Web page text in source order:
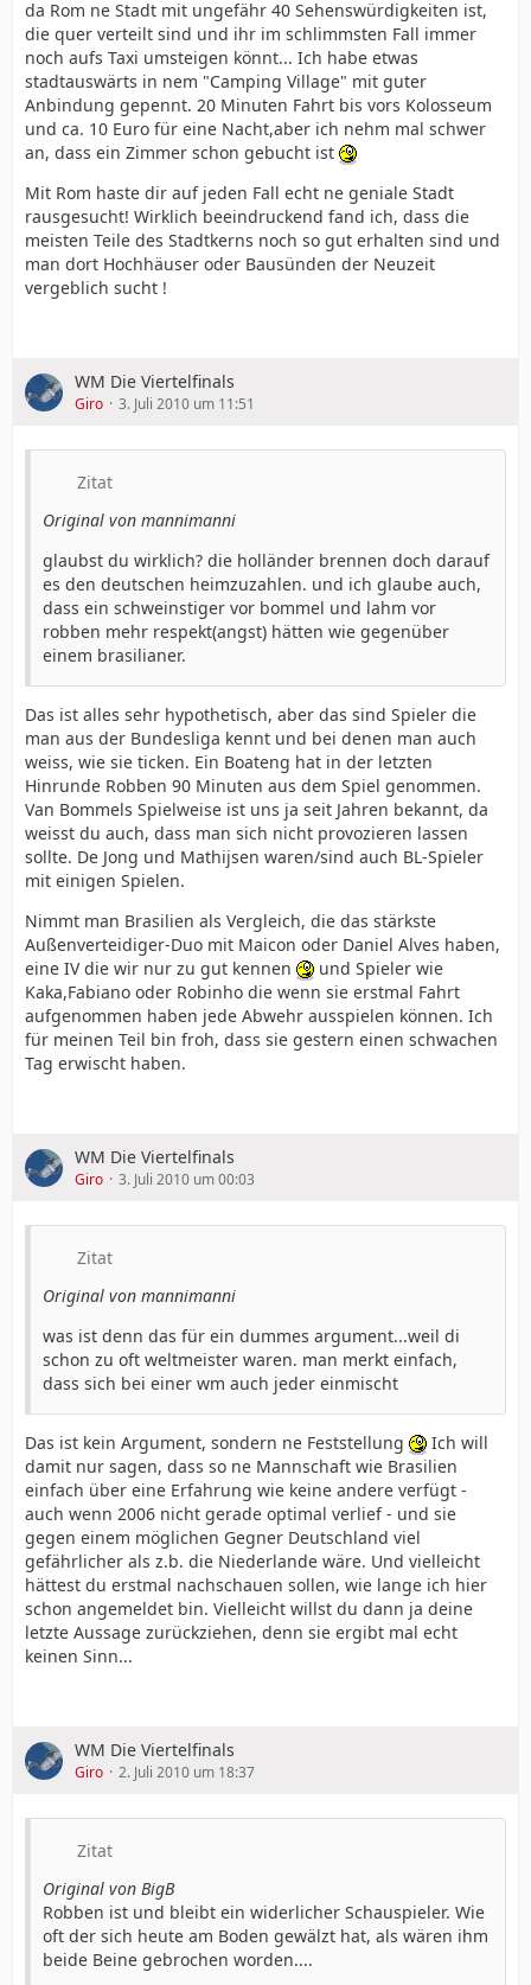
Reinartz vor 2 Jahren ging und der Plan scheint wieder
zu funktionieren.
Marcel Risse hat jetzt die Chance sich bei einem
Erstligisten - der nicht um den Abstieg kämpft sich
durchzusetzen.
Richard Sukuta-Pasu sehr guter Saisonstart. Bald
hoffentlich von Beginn an
Fabian Giefer unser dritter Torwart
Thanos Petsos , kann ich nicht bewerten, da er nur sehr
wenige und kurze Einsätze in der Profielf hatte.
Stefan ReinartzStammspieler
Burak Kaplanim Profikader. Mit Sam die erste
da Rom ne Stadt mit ungefähr 40 Sehenswürdigkeiten ist,
die quer verteilt sind und ihr im schlimmsten Fall immer
noch aufs Taxi umsteigen könnt... Ich habe etwas
stadtauswärts in nem "Camping Village" mit guter
Anbindung gepennt. 20 Minuten Fahrt bis vors Kolosseum
und ca. 10 Euro für eine Nacht,aber ich nehm mal schwer
an, dass ein Zimmer schon gebucht ist
Mit Rom haste dir auf jeden Fall echt ne geniale Stadt
rausgesucht! Wirklich beeindruckend fand ich, dass die
meisten Teile des Stadtkerns noch so gut erhalten sind und
man dort Hochhäuser oder Bausünden der Neuzeit
vergeblich sucht !
WM Die Viertelfinals
Giro 3. Juli 2010 um 11:51
Zitat
Original von mannimanni
glaubst du wirklich? die holländer brennen doch darauf
es den deutschen heimzuzahlen. und ich glaube auch,
dass ein schweinstiger vor bommel und lahm vor
robben mehr respekt(angst) hätten wie gegenüber
einem brasilianer.
Das ist alles sehr hypothetisch, aber das sind Spieler die
man aus der Bundesliga kennt und bei denen man auch
weiss, wie sie ticken. Ein Boateng hat in der letzten
Hinrunde Robben 90 Minuten aus dem Spiel genommen.
Van Bommels Spielweise ist uns ja seit Jahren bekannt, da
weisst du auch, dass man sich nicht provozieren lassen
sollte. De Jong und Mathijsen waren/sind auch BL-Spieler
mit einigen Spielen.
Nimmt man Brasilien als Vergleich, die das stärkste
Außenverteidiger-Duo mit Maicon oder Daniel Alves haben,
eine IV die wir nur zu gut kennen
und Spieler wie
Kaka,Fabiano oder Robinho die wenn sie erstmal Fahrt
aufgenommen haben jede Abwehr ausspielen können. Ich
für meinen Teil bin froh, dass sie gestern einen schwachen
Tag erwischt haben.
WM Die Viertelfinals
Giro 3. Juli 2010 um 00:03
Zitat
Original von mannimanni
was ist denn das für ein dummes argument...weil di
schon zu oft weltmeister waren. man merkt einfach,
dass sich bei einer wm auch jeder einmischt
Das ist kein Argument, sondern ne Feststellung
Ich will
damit nur sagen, dass so ne Mannschaft wie Brasilien
einfach über eine Erfahrung wie keine andere verfügt -
auch wenn 2006 nicht gerade optimal verlief - und sie
gegen einem möglichen Gegner Deutschland viel
gefährlicher als z.b. die Niederlande wäre. Und vielleicht
hättest du erstmal nachschauen sollen, wie lange ich hier
schon angemeldet bin. Vielleicht willst du dann ja deine
letzte Aussage zurückziehen, denn sie ergibt mal echt
keinen Sinn...
WM Die Viertelfinals
Giro 2. Juli 2010 um 18:37
Zitat
Original von BigB
Robben ist und bleibt ein widerlicher Schauspieler. Wie
oft der sich heute am Boden gewälzt hat, als wären ihm
beide Beine gebrochen worden....